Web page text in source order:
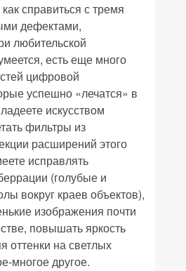
справиться с тремя
дефектами,
любительской
есть еще много
цифровой
успешно «лечатся» в
искусством
фильтры из
расширений этого
исправлять
(голубые и
вокруг краев объектов),
изображения почти
повышать яркость
оттенки на светлых
многое другое.